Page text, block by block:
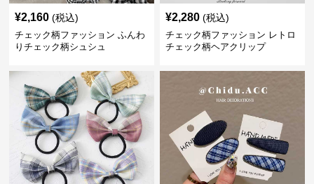
¥2,160 (税込)
チェック柄ファッション ふんわ
りチェック柄シュシュ
¥2,280 (税込)
チェック柄ファッション レトロ
チェック柄ヘアクリップ